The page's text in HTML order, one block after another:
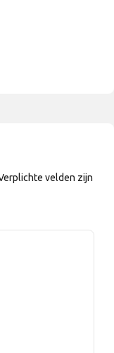
velden zijn